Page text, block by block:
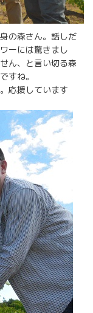
の森さん。話しだ
ーには驚きまし
ん、と言い切る森
すね。
応援しています